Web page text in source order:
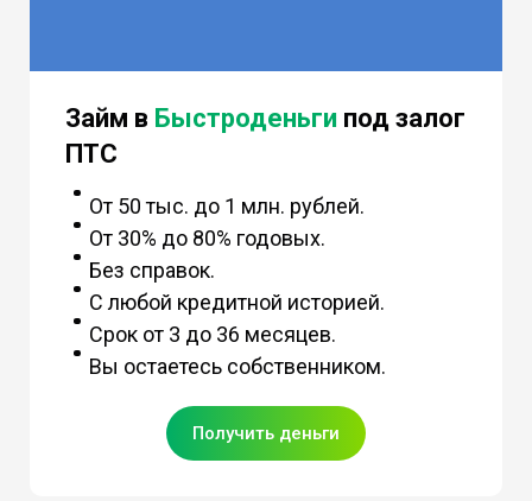
Займ в Быстроденьги под залог
ПТС
От 50 тыс. до 1 млн. рублей.
От 30% до 80% годовых.
Без справок.
С любой кредитной историей.
Срок от 3 до 36 месяцев.
Вы остаетесь собственником.
Получить деньги